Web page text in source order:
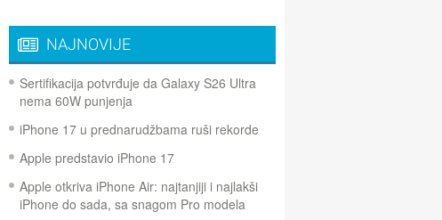
NAJNOVIJE
Sertifikacija potvrđuje da Galaxy S26 Ultra
nema 60W punjenja
iPhone 17 u prednarudžbama ruši rekorde
Apple predstavio iPhone 17
Apple otkriva iPhone Air: najtanjiji i najlakši
iPhone do sada, sa snagom Pro modela